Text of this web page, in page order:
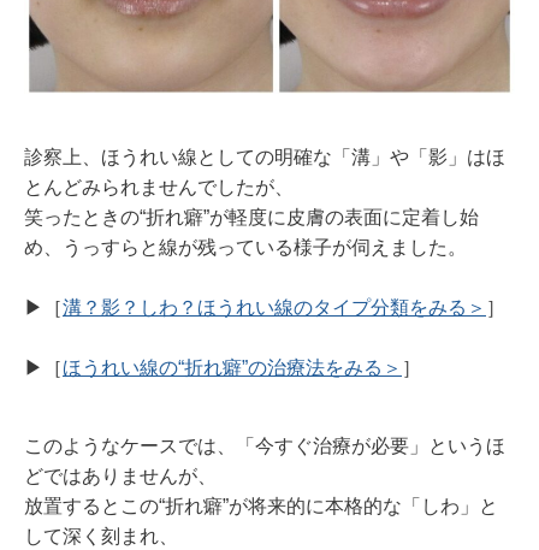
診察上、ほうれい線としての明確な「溝」や「影」はほ
とんどみられませんでしたが、
笑ったときの“折れ癖”が軽度に皮膚の表面に定着し始
め、うっすらと線が残っている様子が伺えました。
▶︎［溝？影？しわ？ほうれい線のタイプ分類をみる＞ ］
▶︎［ほうれい線の“折れ癖”の治療法をみる＞ ］
このようなケースでは、「今すぐ治療が必要」というほ
どではありませんが、
放置するとこの“折れ癖”が将来的に本格的な「しわ」と
して深く刻まれ、